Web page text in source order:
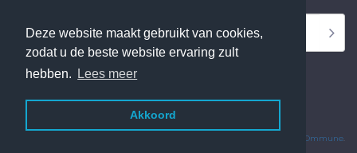
Deze website maakt gebruikt van cookies,
zodat u de beste website ervaring zult
hebben.
Lees meer
Akkoord
©2018 Online Museum de Bilt. Alle rechten voorbehouden.
Ommune